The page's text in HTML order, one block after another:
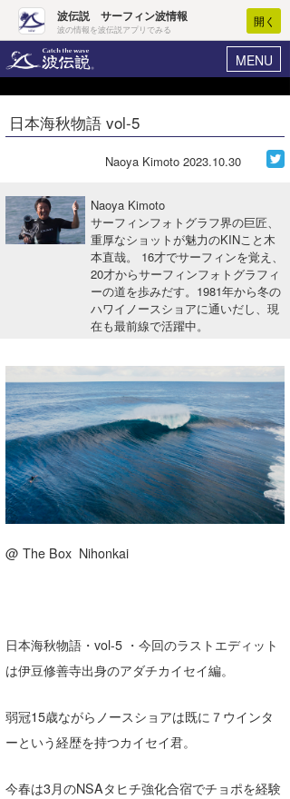
波伝説 サーフィン波情報
波の情報を波伝説アプリでみる
開く
MENU
ヘルプ マイホーム
ログイン
波情報･概況
WAVE HUNTER波予想ツール
会員メニュー
今月のプレゼント
日本海秋物語 vol-5
Naoya Kimoto 2023.10.30
Naoya Kimoto
サーフィンフォトグラフ界の巨匠、
重厚なショットが魅力のKINこと木
本直哉。 16才でサーフィンを覚え、
20才からサーフィンフォトグラフィ
ーの道を歩みだす。1981年から冬の
ハワイノースショアに通いだし、現
在も最前線で活躍中。
@ The Box Nihonkai
日本海秋物語・vol-5 ・今回のラストエディット
は伊豆修善寺出身のアダチカイセイ編。
弱冠15歳ながらノースショアは既に７ウインタ
ーという経歴を持つカイセイ君。
今春は3月のNSAタヒチ強化合宿でチョポを経験
Core Surf Japan
ファッション/グッズ
アート＆エンタメ
ショップ情報
湘南
千葉北
伊豆
沖縄
ウラナミ
お知らせ
その他
ルール＆How to
ライター/寄稿メディア
Naoya Kimoto
メディア